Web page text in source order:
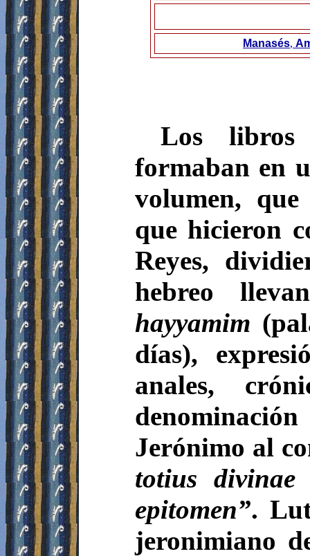
Manasés,
Los libros
formaban en
volumen,
que hicieron
Reyes,
hebreo
hayyamim
días),
anales,
Jerónimo al
totius divinae
epitomen”.
jeronimiano